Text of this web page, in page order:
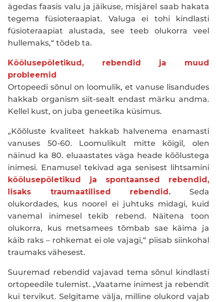
ägedas faasis valu ja jäikuse, misjärel saab hakata
tegema füsioteraapiat. Valuga ei tohi kindlasti
füsioteraapiat alustada, see teeb olukorra veel
hullemaks,“ tõdeb ta.
Kõõlusepõletikud, rebendid ja muud
probleemid
Ortopeedi sõnul on loomulik, et vanuse lisandudes
hakkab organism siit-sealt endast märku andma.
Kellel kust, on juba geneetika küsimus.
„Kõõluste kvaliteet hakkab halvenema enamasti
vanuses 50-60. Loomulikult mitte kõigil, olen
näinud ka 80. eluaastates väga heade kõõlustega
inimesi. Enamusel tekivad aga senisest lihtsamini
kõõlusepõletikud ja spontaansed rebendid,
lisaks traumaatilised rebendid . Seda
olukordades, kus noorel ei juhtuks midagi, kuid
vanemal inimesel tekib rebend. Näitena toon
olukorra, kus metsamees tõmbab sae käima ja
käib raks – rohkemat ei ole vajagi,“ piisab siinkohal
traumaks vähesest.
Suuremad rebendid vajavad tema sõnul kindlasti
ortopeedile tulemist. „Vaatame inimest ja rebendit
kui tervikut. Selgitame välja, milline olukord vajab